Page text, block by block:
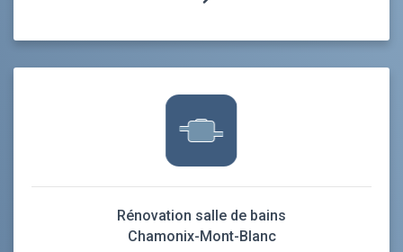
Rénovation salle de bains
Chamonix-Mont-Blanc